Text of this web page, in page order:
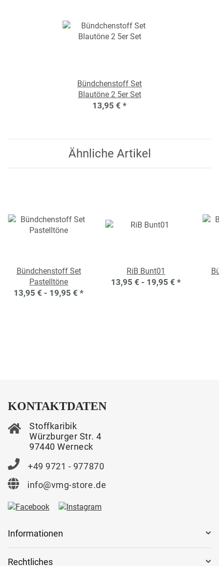
Bündchenstoff Set
Blautöne 2 5er Set
13,95 € *
Ähnliche Artikel
Bündchenstoff Set
Pastelltöne
13,95 € - 19,95 € *
RiB Bunt01
13,95 € - 19,95 € *
KONTAKTDATEN
Stoffkaribik
Würzburger Str. 4
97440 Werneck
+49 9721 - 977870
info@vmg-store.de
Informationen
Rechtliches